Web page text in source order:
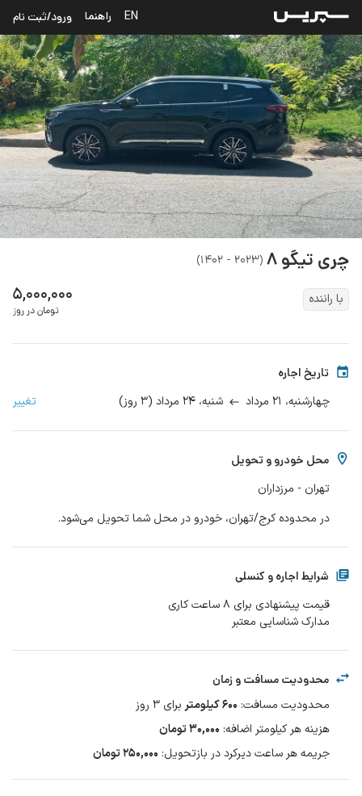
EN راهنما ورود/ثبت نام
چری تیگو ۸ (۲۰۲۳ - ۱۴۰۲ )
با راننده ۵,۰۰۰,۰۰۰
تومان در روز
تاریخ اجاره
چهارشنبه، شنبه، (۳ روز) تغییر
محل خودرو و تحویل
تهران - مرزداران
در محدوده کرج/تهران، خودرو در محل شما تحویل می‌شود.
شرایط اجاره و کنسلی
مدارک شناسایی معتبر
محدودیت مسافت و زمان
محدودیت مسافت: ۶۰۰کیلومتر برای 3 روز
هزینه هر کیلومتر اضافه: ۳۰,۰۰۰تومان
جریمه هر ساعت دیرکرد در بازتحویل: ۲۵۰,۰۰۰ تومان